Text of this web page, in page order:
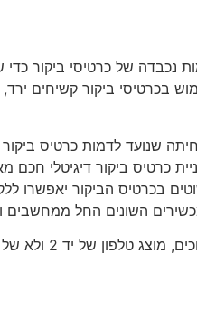
נכבדה של כרטיסי ביקור
בכרטיסי ביקור קשיחים
שנועד לדמות כרטיס
כרטיס ביקור דיגיטלי
השונים החל ממחשבים
, במודעה